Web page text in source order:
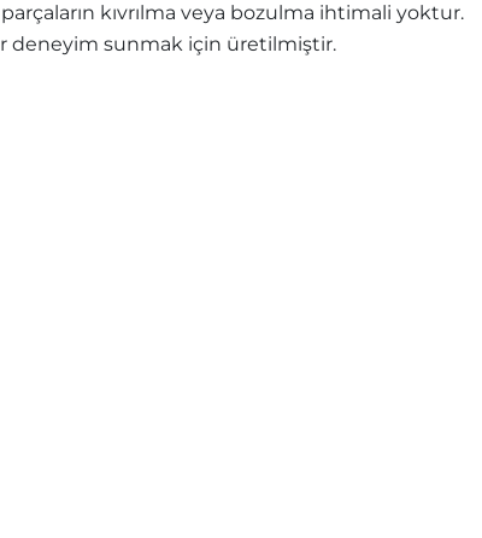
kıvrılma veya bozulma ihtimali yoktur.
deneyim sunmak için üretilmiştir.